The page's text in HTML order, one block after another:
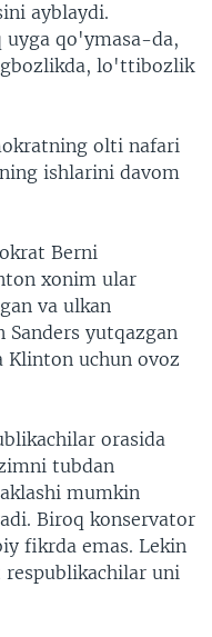
ayblaydi.
uyga qo'ymasa-da,
lo'ttibozlik
olti nafari
ishlarini davom
Berni
xonim ular
va ulkan
yutqazgan
Klinton uchun ovoz
orasida
tubdan
mumkin
Biroq konservator
fikrda emas. Lekin
uni